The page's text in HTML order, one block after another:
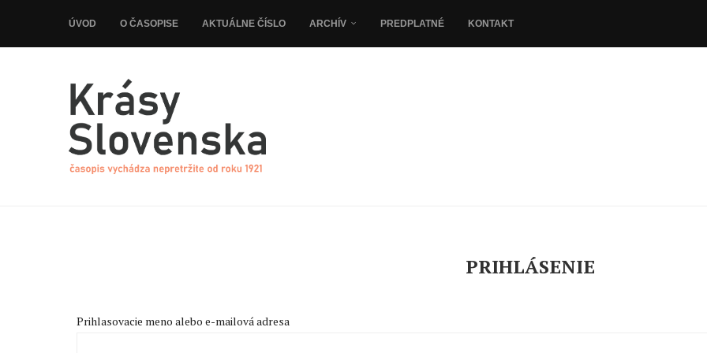
ÚVOD O ČASOPISE AKTUÁLNE ČÍSLO ARCHÍV PREDPLATNÉ KONTAKT
PRIHLÁSENIE
Prihlasovacie meno alebo e-mailová adresa